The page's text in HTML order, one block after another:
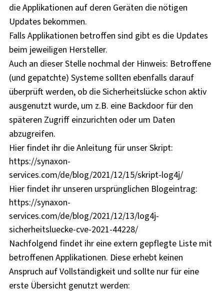
die Applikationen auf deren Geräten die nötigen
Updates bekommen.
Falls Applikationen betroffen sind gibt es die Updates
beim jeweiligen Hersteller.
Auch an dieser Stelle nochmal der Hinweis: Betroffene
(und gepatchte) Systeme sollten ebenfalls darauf
überprüft werden, ob die Sicherheitslücke schon aktiv
ausgenutzt wurde, um z.B. eine Backdoor für den
späteren Zugriff einzurichten oder um Daten
abzugreifen.
Hier findet ihr die Anleitung für unser Skript:
https://synaxon-
services.com/de/blog/2021/12/15/skript-log4j/
Hier findet ihr unseren ursprünglichen Blogeintrag:
https://synaxon-
services.com/de/blog/2021/12/13/log4j-
sicherheitsluecke-cve-2021-44228/
Nachfolgend findet ihr eine extern gepflegte Liste mit
betroffenen Applikationen. Diese erhebt keinen
Anspruch auf Vollständigkeit und sollte nur für eine
erste Übersicht genutzt werden: